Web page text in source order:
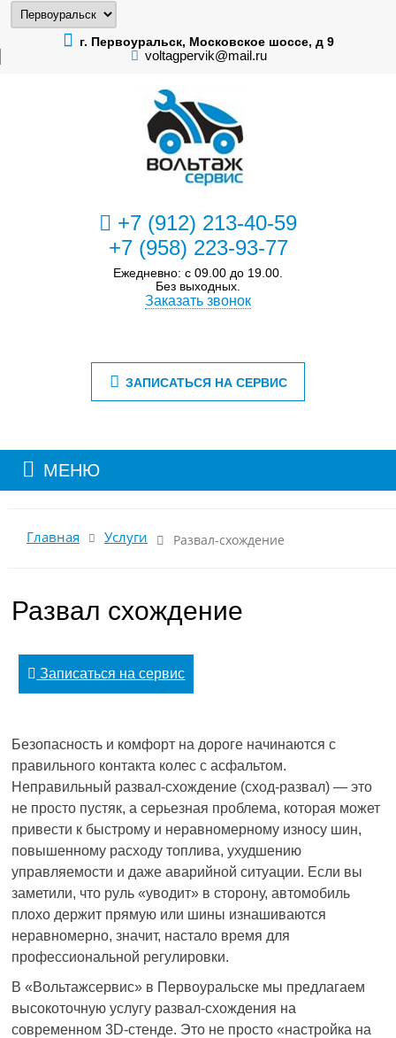
г. Первоуральск, Московское шоссе, д 9
voltagpervik@mail.ru
+7 (912) 213-40-59
+7 (958) 223-93-77
Ежедневно: с 09.00 до 19.00.
Без выходных.
Заказать звонок
ЗАПИСАТЬСЯ НА СЕРВИС
МЕНЮ
Главная Услуги Развал-схождение
Развал схождение
Записаться на сервис
Безопасность и комфорт на дороге начинаются с
правильного контакта колес с асфальтом.
Неправильный развал-схождение (сход-развал) — это
не просто пустяк, а серьезная проблема, которая может
привести к быстрому и неравномерному износу шин,
повышенному расходу топлива, ухудшению
управляемости и даже аварийной ситуации. Если вы
заметили, что руль «уводит» в сторону, автомобиль
плохо держит прямую или шины изнашиваются
неравномерно, значит, настало время для
профессиональной регулировки.
В «Вольтажсервис» в Первоуральске мы предлагаем
высокоточную услугу развал-схождения на
современном 3D-стенде. Это не просто «настройка на